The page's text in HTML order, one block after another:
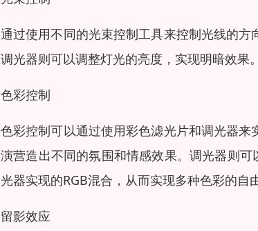
通过使用不同的光束控制工具来控制光线的
调光器则可以调整灯光的亮度，实现明暗效果
色彩控制
色彩控制可以通过使用彩色滤光片和调光器
演营造出不同的氛围和情感效果。调光器则
光器实现的RGB混合，从而实现多种色彩的自
留影效应